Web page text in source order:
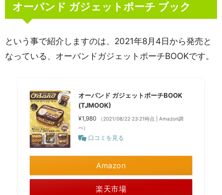
オーバンド ガジェットポーチ ブック
という事で紹介しますのは、2021年8月4日から発売と
なっている、オーバンドガジェットポーチBOOKです。
オーバンド ガジェットポーチBOOK
(TJMOOK)
¥1,980
（2021/08/22 23:21時点 | Amazon調
べ）
口コミを見る
Amazon
楽天市場